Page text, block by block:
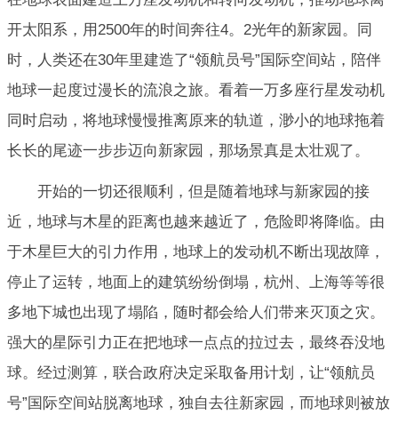
开太阳系，用2500年的时间奔往4。2光年的新家园。同
时，人类还在30年里建造了“领航员号”国际空间站，陪伴
地球一起度过漫长的流浪之旅。看着一万多座行星发动机
同时启动，将地球慢慢推离原来的轨道，渺小的地球拖着
长长的尾迹一步步迈向新家园，那场景真是太壮观了。
开始的一切还很顺利，但是随着地球与新家园的接
近，地球与木星的距离也越来越近了，危险即将降临。由
于木星巨大的引力作用，地球上的发动机不断出现故障，
停止了运转，地面上的建筑纷纷倒塌，杭州、上海等等很
多地下城也出现了塌陷，随时都会给人们带来灭顶之灾。
强大的星际引力正在把地球一点点的拉过去，最终吞没地
球。经过测算，联合政府决定采取备用计划，让“领航员
号”国际空间站脱离地球，独自去往新家园，而地球则被放